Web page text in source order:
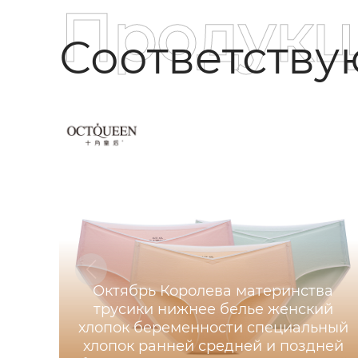
Октябрь Королева материнства
трусики нижнее белье женский
хлопок беременности специальный
хлопок ранней средней и поздней